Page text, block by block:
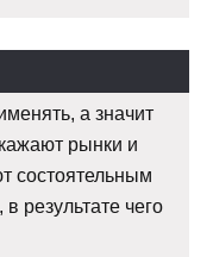
а значит
рынки и
состоятельным
результате чего